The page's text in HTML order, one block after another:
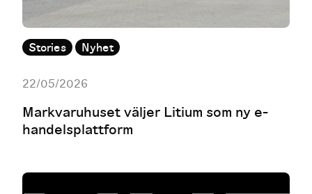
Stories Nyhet
22/05/2026
Markvaruhuset väljer Litium som ny e-
handelsplattform